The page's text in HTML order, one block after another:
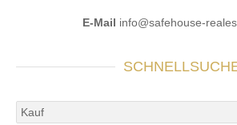
E-Mail info@safehouse-